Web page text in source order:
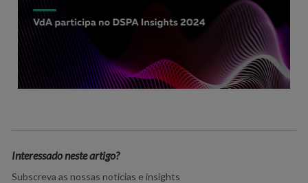
Interessado neste artigo?
Subscreva as nossas notícias e insights